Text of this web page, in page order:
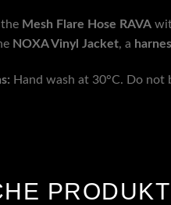
the Mesh Flare Hose RAVA
NOXA Vinyl Jacket, a
Hand wash at 30°C. Do